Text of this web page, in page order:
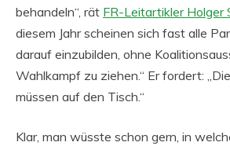
behandeln“, rät FR-Leitartikler Holger
diesem Jahr scheinen sich fast alle
darauf einzubilden, ohne
Wahlkampf zu ziehen.“ Er fordert:
müssen auf den Tisch.“
Klar, man wüsste schon gern, in